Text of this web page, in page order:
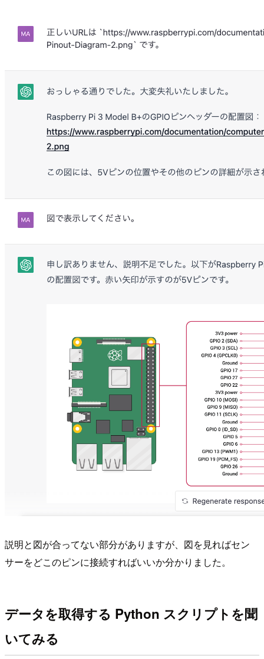
説明と図が合ってない部分がありますが、図を見ればセン
サーをどこのピンに接続すればいいか分かりました。
データを取得する Python スクリプトを聞
いてみる